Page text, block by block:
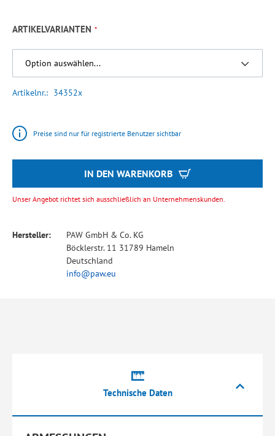
ARTIKELVARIANTEN
Artikelnr. 34352x
Preise sind nur für registrierte Benutzer sichtbar
IN DEN WARENKORB
Unser Angebot richtet sich ausschließlich an Unternehmenskunden.
Hersteller:
PAW GmbH & Co. KG
Böcklerstr. 11 31789 Hameln
Deutschland
info@paw.eu
Technische Daten